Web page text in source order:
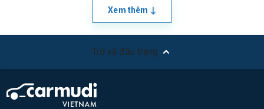
Xem thêm
Trở về đầu trang